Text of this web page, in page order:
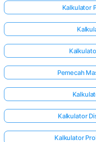
Kalkulator
Pemecah
Kalkulator
Kalkulator